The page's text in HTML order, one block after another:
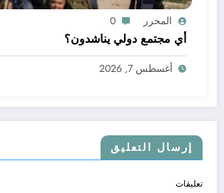
المحرر 0
أي مجتمع دولي يناشدون؟
أغسطس 7, 2026
إرسال التعليق
تعليقات